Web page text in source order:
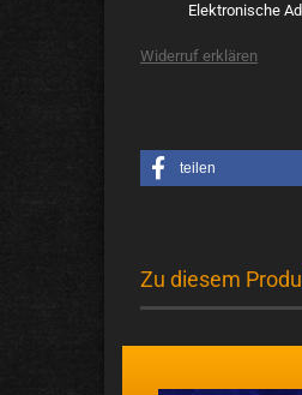
Elektronische
Widerruf erklären
teilen
Zu diesem